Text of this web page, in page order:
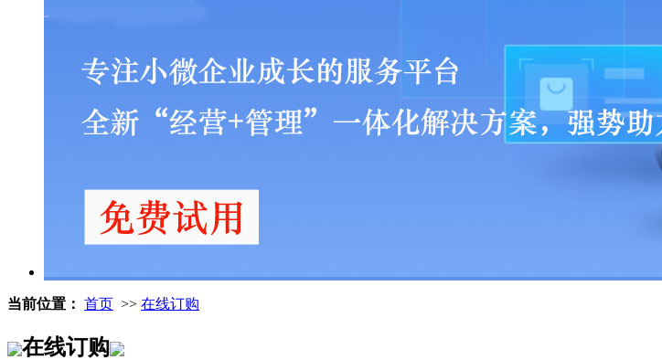
当前位置： 首页 >> 在线订购
在线订购